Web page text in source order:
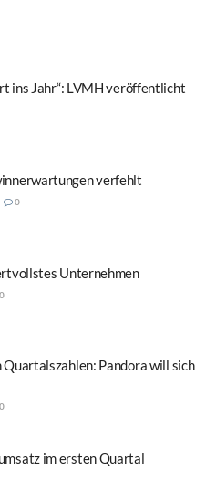
ins Jahr“: LVMH veröffentlicht
verfehlt
0
Unternehmen
0
Quartalszahlen: Pandora will sich
0
im ersten Quartal